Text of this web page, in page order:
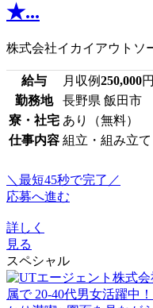
★...
株式会社イカイアウトソ
給与 月収例250,000円
勤務地
長野県 飯田市
寮・社宅 あり（無料）
仕事内容 組立・組み立
＼最短45秒で完了／
応募へ進む
詳しく
見る
スペシャル